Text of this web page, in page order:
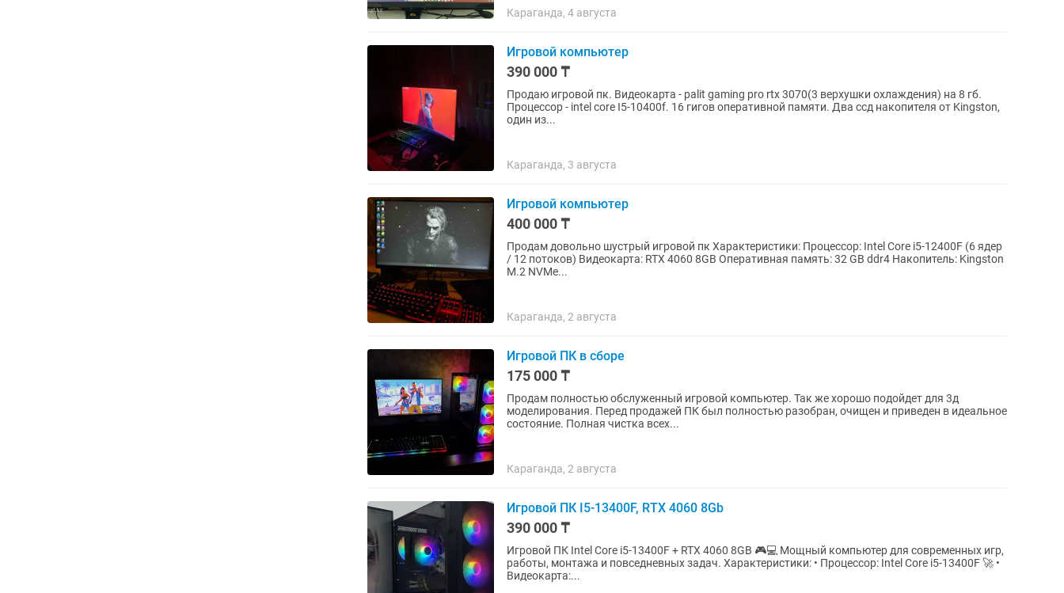
Караганда, 4 августа
Игровой компьютер
390 000 ₸
Продаю игровой пк. Видеокарта - palit gaming pro rtx 3070(3 верхушки охлаждения) на 8 гб.
Процессор - intel core I5-10400f. 16 гигов оперативной памяти. Два ссд накопителя от Kingston,
один из...
Караганда, 3 августа
Игровой компьютер
400 000 ₸
Продам довольно шустрый игровой пк Характеристики: Процессор: Intel Core i5-12400F (6 ядер
/ 12 потоков) Видеокарта: RTX 4060 8GB Оперативная память: 32 GB ddr4 Накопитель: Kingston
M.2 NVMe...
Караганда, 2 августа
Игровой ПК в сборе
175 000 ₸
Продам полностью обслуженный игровой компьютер. Так же хорошо подойдет для 3д
моделирования. Перед продажей ПК был полностью разобран, очищен и приведен в идеальное
состояние. Полная чистка всех...
Караганда, 2 августа
Игровой ПК I5-13400F, RTX 4060 8Gb
390 000 ₸
Игровой ПК Intel Core i5-13400F + RTX 4060 8GB 🎮💻 Мощный компьютер для современных игр,
работы, монтажа и повседневных задач. Характеристики: • Процессор: Intel Core i5-13400F 🚀 •
Видеокарта:...